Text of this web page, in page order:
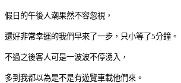
假日的午後人潮果然不容忽視，
還好非常幸運的我們早來了一步，只小等了5分鐘。
不過之後客人可是一波波不停湧入，
多到我都以為是不是有遊覽車載他們來。